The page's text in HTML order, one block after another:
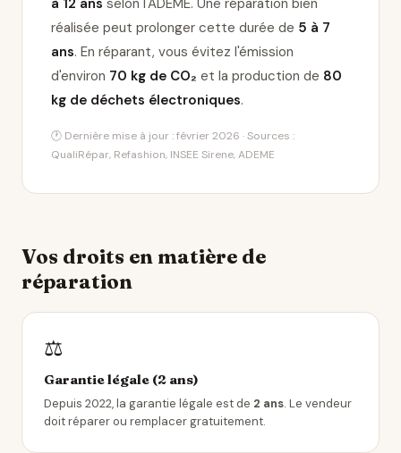
à 12 ans selon l'ADEME. Une réparation bien
réalisée peut prolonger cette durée de 5 à 7
ans. En réparant, vous évitez l'émission
d'environ 70 kg de CO₂ et la production de 80
kg de déchets électroniques.
🕐 Dernière mise à jour : février 2026 · Sources :
QualiRépar, Refashion, INSEE Sirene, ADEME
Vos droits en matière de
réparation
⚖️
Garantie légale (2 ans)
Depuis 2022, la garantie légale est de 2 ans. Le vendeur
doit réparer ou remplacer gratuitement.